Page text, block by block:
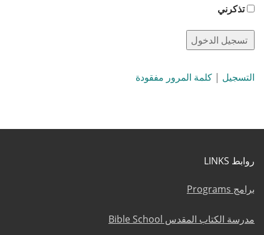
تذكرني
التسجيل | كلمة المرور مفقودة
روابط LINKS
برامج Programs
مدرسة الكتاب المقدس Bible School